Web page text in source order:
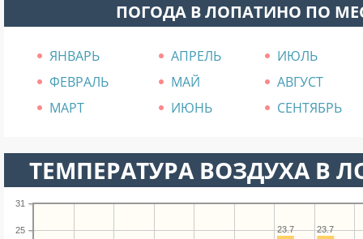
ПОГОДА В ЛОПАТИНО ПО
ЯНВАРЬ АПРЕЛЬ
ИЮЛЬ
ФЕВРАЛЬ
МАЙ
АВГУСТ
МАРТ
ИЮНЬ СЕНТЯБРЬ
ТЕМПЕРАТУРА ВОЗДУХА В
25
31
23.7
23.7